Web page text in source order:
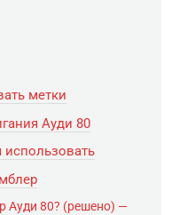
метки
Ауди 80
использовать
Ауди 80? (решено) —